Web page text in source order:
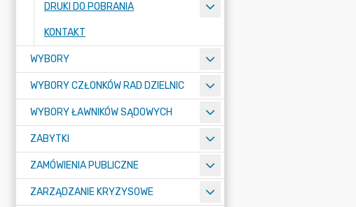
DRUKI DO POBRANIA
KONTAKT
WYBORY
WYBORY CZŁONKÓW RAD DZIELNIC
WYBORY ŁAWNIKÓW SĄDOWYCH
ZABYTKI
ZAMÓWIENIA PUBLICZNE
ZARZĄDZANIE KRYZYSOWE